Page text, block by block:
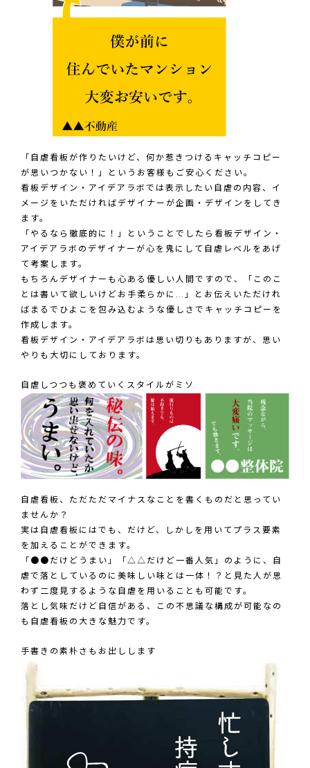
「自虐看板が作りたいけど、何か惹きつけるキャッチコピー
が思いつかない！」というお客様もご安心ください。
看板デザイン・アイデアラボでは表示したい自虐の内容、イ
メージをいただければデザイナーが企画・デザインをしてき
ます。
「やるなら徹底的に！」ということでしたら看板デザイン・
アイデアラボのデザイナーが心を鬼にして自虐レベルをあげ
て考案します。
もちろんデザイナーも心ある優しい人間ですので、「このこ
とは書いて欲しいけどお手柔らかに…」とお伝えいただけれ
ばまるでひよこを包み込むような優しさでキャッチコピーを
作成します。
看板デザイン・アイデアラボは思い切りもありますが、思い
やりも大切にしております。
自虐しつつも褒めていくスタイルがミソ
自虐看板、ただただマイナスなことを書くものだと思ってい
ませんか？
実は自虐看板にはでも、だけど、しかしを用いてプラス要素
を加えることができます。
「●●だけどうまい」「△△だけど一番人気」のように、自
虐で落としているのに美味しい味とは一体！？と見た人が思
わず二度見するような自虐を用いることも可能です。
落とし気味だけど自信がある、この不思議な構成が可能なの
も自虐看板の大きな魅力です。
手書きの素朴さもお出しします